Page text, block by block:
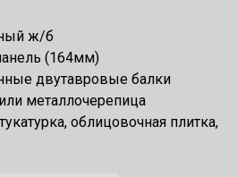
ж/б
(164мм)
двутавровые балки
металлочерепица
облицовочная плитка,